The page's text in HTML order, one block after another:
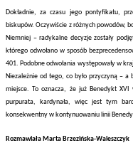
Dokładnie, za czasu jego pontyfikatu,
biskupów. Oczywiście z różnych powodów,
Niemniej – radykalne decyzje zostały
którego odwołano w sposób
401. Podobne odwołania występowały w
Niezależnie od tego, co było przyczyną – a
miejsce. To oznacza, że już Benedykt
purpurata, kardynała, więc jest tym
konsekwentny w kontynuowaniu linii
Rozmawiała Marta Brzezińska-Waleszczyk